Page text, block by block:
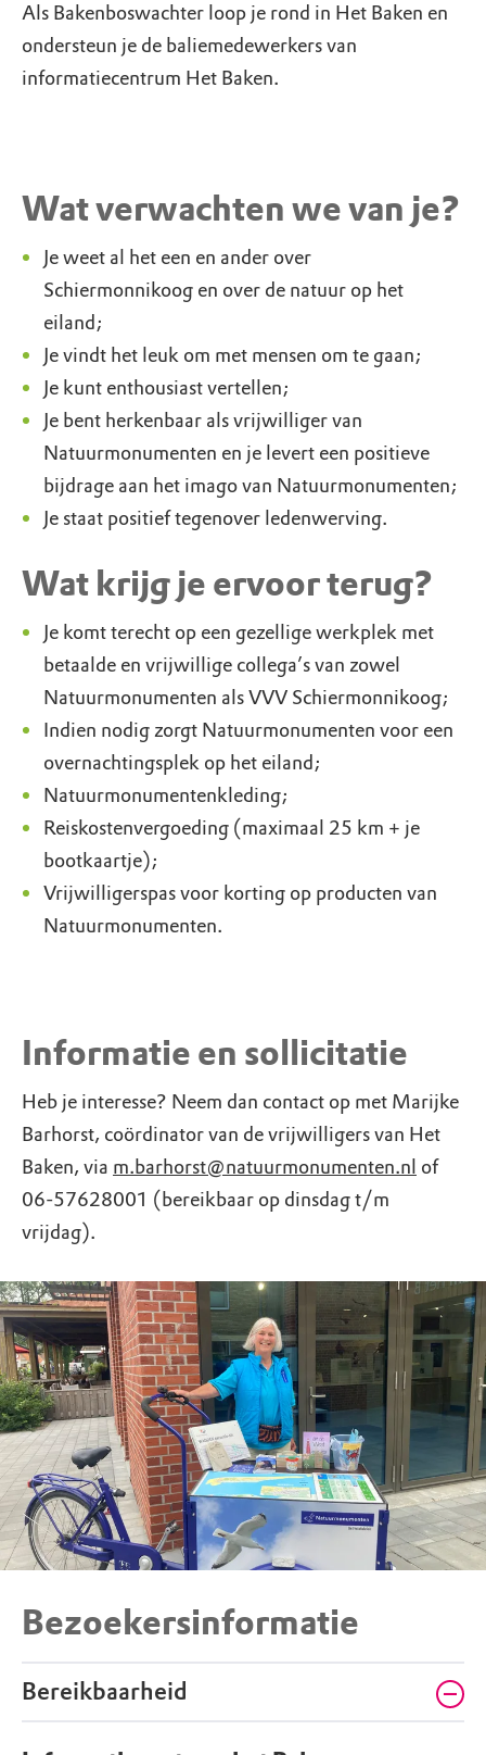
Als Bakenboswachter loop je rond in Het Baken en
ondersteun je de baliemedewerkers van
informatiecentrum Het Baken.
Wat verwachten we van je?
Je weet al het een en ander over
Schiermonnikoog en over de natuur op het
eiland;
Je vindt het leuk om met mensen om te gaan;
Je kunt enthousiast vertellen;
Je bent herkenbaar als vrijwilliger van
Natuurmonumenten en je levert een positieve
bijdrage aan het imago van Natuurmonumenten;
Je staat positief tegenover ledenwerving.
Wat krijg je ervoor terug?
Je komt terecht op een gezellige werkplek met
betaalde en vrijwillige collega’s van zowel
Natuurmonumenten als VVV Schiermonnikoog;
Indien nodig zorgt Natuurmonumenten voor een
overnachtingsplek op het eiland;
Natuurmonumentenkleding;
Reiskostenvergoeding (maximaal 25 km + je
bootkaartje);
Vrijwilligerspas voor korting op producten van
Natuurmonumenten.
Informatie en sollicitatie
Heb je interesse? Neem dan contact op met Marijke
Barhorst, coördinator van de vrijwilligers van Het
Baken, via m.barhorst@natuurmonumenten.nl of
06-57628001 (bereikbaar op dinsdag t/m
vrijdag).
Bezoekersinformatie
Bereikbaarheid